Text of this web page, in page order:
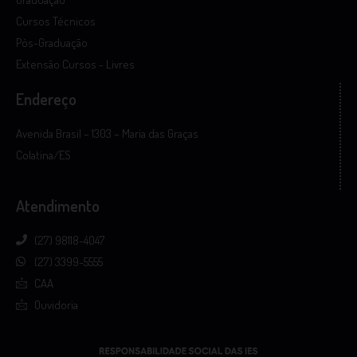
Cursos Técnicos
Pós-Graduação
Extensão Cursos - Livres
Endereço
Avenida Brasil – 1303 – Maria das Graças
Colatina/ES
Atendimento
(27) 98118-4047
(27) 3399-5555
CAA
Ouvidoria